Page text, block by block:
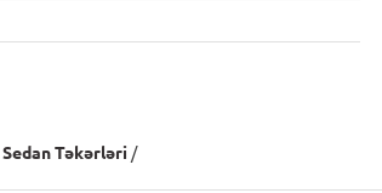
Sedan Təkərləri /